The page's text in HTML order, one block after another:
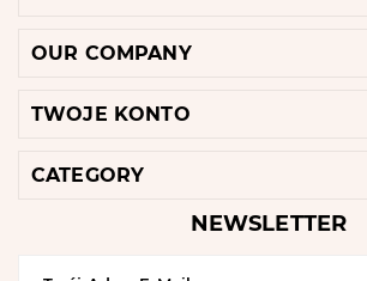
OUR COMPANY
TWOJE KONTO
CATEGORY
NEWSLETTER